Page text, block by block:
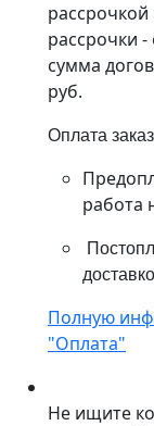
рассрочки
сумма
руб.
Оплата
работа
Полную
"Оплата"
Не ищите